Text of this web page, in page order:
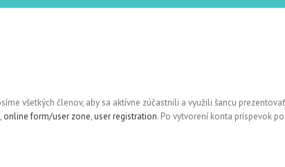
všetkých členov, aby sa aktívne zúčastnili a využili šancu
, online form/user zone,user registration. Po vytvorení konta príspevok